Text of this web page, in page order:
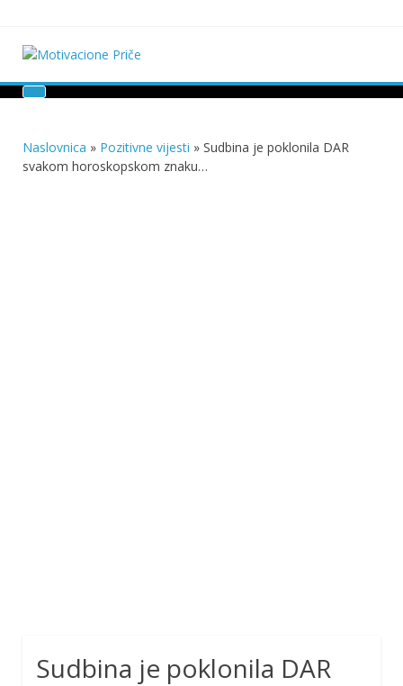
content
Motivacione Priče
Naslovnica » Pozitivne vijesti » Sudbina je poklonila DAR
svakom horoskopskom znaku…
Sudbina je poklonila DAR